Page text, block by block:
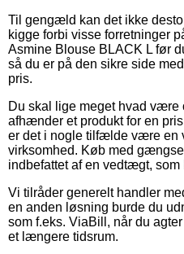
Til gengæld kan det ikke
kigge forbi visse forretninger
Asmine Blouse BLACK L før
så du er på den sikre side
pris.
Du skal lige meget hvad være
afhænder et produkt for en
er det i nogle tilfælde være en
virksomhed. Køb med
indbefattet af en vedtægt, som
Vi tilråder generelt handler
en anden løsning burde du
som f.eks. ViaBill, når du
et længere tidsrum.